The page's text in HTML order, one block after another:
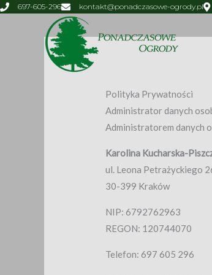
Przejdź697-605-296 kontakt@ponadczasowe-ogrody.pl
Polityka Prywatności
Administrator danych
Administratorem danych
Karolina Kucharska-
ul. Leona Petrażyckiego
30-399 Kraków
NIP: 6792762963
REGON: 120744070
Telefon: 697 605 296